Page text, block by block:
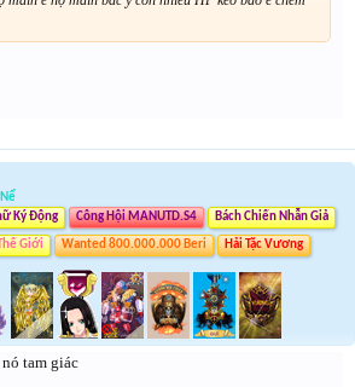
Ký Động Công Hội MANUTD.S4 Bách Chiến Nhẫn Giả
Giới Wanted 800.000.000 Beri Hải Tặc Vương
tam giác